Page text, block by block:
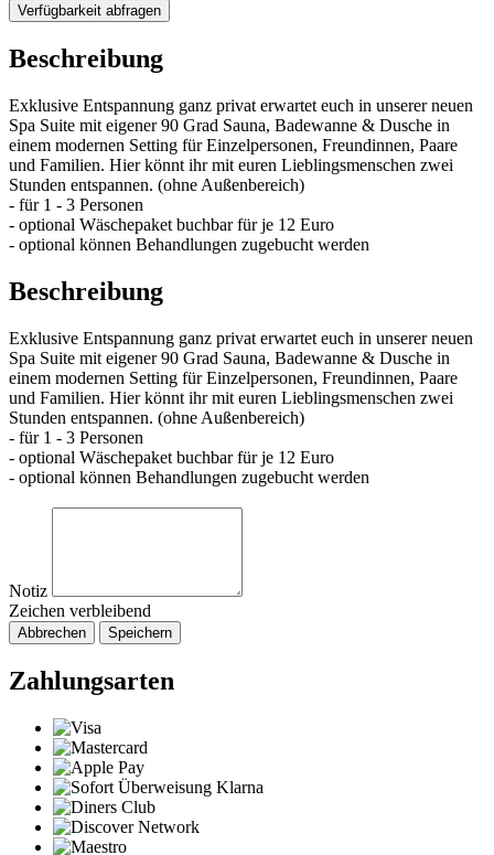
Verfügbarkeit abfragen
Beschreibung
Exklusive Entspannung ganz privat erwartet euch in unserer neuen
Spa Suite mit eigener 90 Grad Sauna, Badewanne & Dusche in
einem modernen Setting für Einzelpersonen, Freundinnen, Paare
und Familien. Hier könnt ihr mit euren Lieblingsmenschen zwei
Stunden entspannen. (ohne Außenbereich)
- für 1 - 3 Personen
- optional Wäschepaket buchbar für je 12 Euro
- optional können Behandlungen zugebucht werden
Beschreibung
Exklusive Entspannung ganz privat erwartet euch in unserer neuen
Spa Suite mit eigener 90 Grad Sauna, Badewanne & Dusche in
einem modernen Setting für Einzelpersonen, Freundinnen, Paare
und Familien. Hier könnt ihr mit euren Lieblingsmenschen zwei
Stunden entspannen. (ohne Außenbereich)
- für 1 - 3 Personen
- optional Wäschepaket buchbar für je 12 Euro
- optional können Behandlungen zugebucht werden
Notiz
Zeichen verbleibend
Abbrechen Speichern
Zahlungsarten